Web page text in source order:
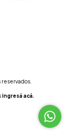
reservados.
ingresá acá.